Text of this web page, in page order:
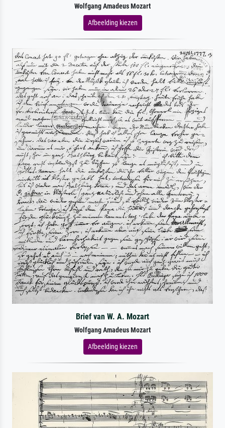
Wolfgang Amadeus Mozart
Afbeelding kiezen
Brief van W. A. Mozart
Wolfgang Amadeus Mozart
Afbeelding kiezen